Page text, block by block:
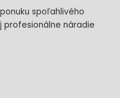
spoľahlivého
náradie